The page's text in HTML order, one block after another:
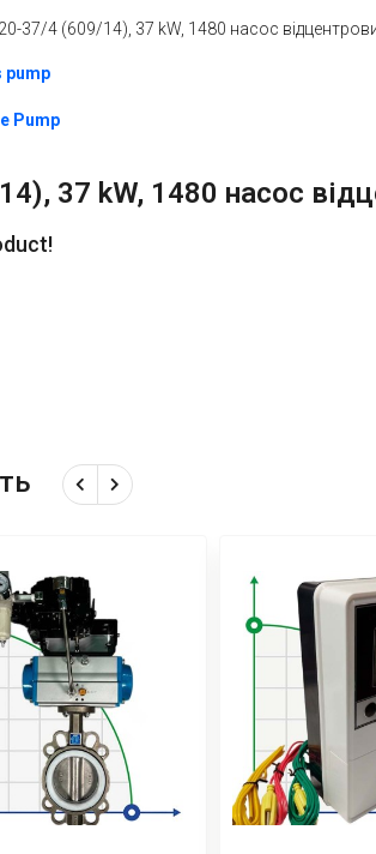
37/4 (609/14), 37 kW, 1480 насос
pump
Pump
37 kW, 1480 насос